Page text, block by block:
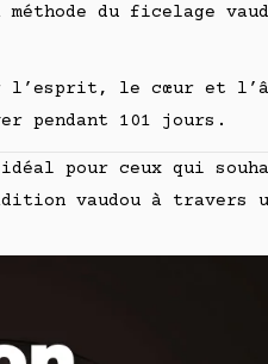
du ficelage
le cœur et
pendant 101 jours.
pour ceux qui
vaudou à travers